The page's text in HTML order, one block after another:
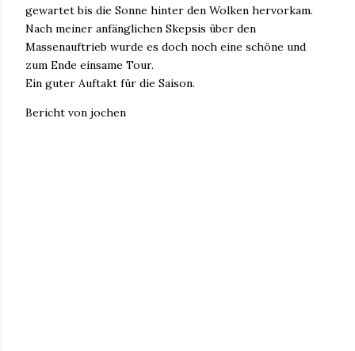
gewartet bis die Sonne hinter den Wolken hervorkam.
Nach meiner anfänglichen Skepsis über den
Massenauftrieb wurde es doch noch eine schöne und
zum Ende einsame Tour.
Ein guter Auftakt für die Saison.
Bericht von jochen